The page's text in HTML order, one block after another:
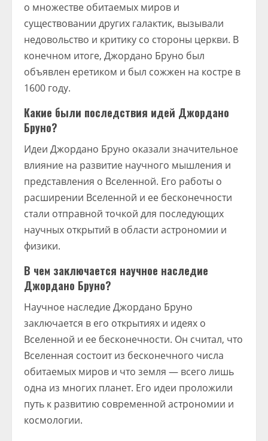
о множестве обитаемых миров и
существовании других галактик, вызывали
недовольство и критику со стороны церкви. В
конечном итоге, Джордано Бруно был
объявлен еретиком и был сожжен на костре в
1600 году.
Какие были последствия идей Джордано
Бруно?
Идеи Джордано Бруно оказали значительное
влияние на развитие научного мышления и
представления о Вселенной. Его работы о
расширении Вселенной и ее бесконечности
стали отправной точкой для последующих
научных открытий в области астрономии и
физики.
В чем заключается научное наследие
Джордано Бруно?
Научное наследие Джордано Бруно
заключается в его открытиях и идеях о
Вселенной и ее бесконечности. Он считал, что
Вселенная состоит из бесконечного числа
обитаемых миров и что земля — всего лишь
одна из многих планет. Его идеи проложили
путь к развитию современной астрономии и
космологии.